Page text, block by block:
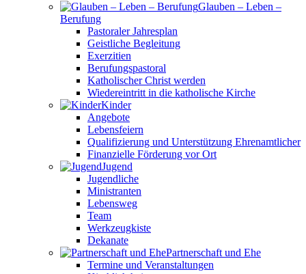
Glauben – Leben –
Berufung
Pastoraler Jahresplan
Geistliche Begleitung
Exerzitien
Berufungspastoral
Katholischer Christ werden
Wiedereintritt in die katholische Kirche
Kinder
Angebote
Lebensfeiern
Qualifizierung und Unterstützung Ehrenamtlicher
Finanzielle Förderung vor Ort
Jugend
Jugendliche
Ministranten
Lebensweg
Team
Werkzeugkiste
Dekanate
Partnerschaft und Ehe
Termine und Veranstaltungen